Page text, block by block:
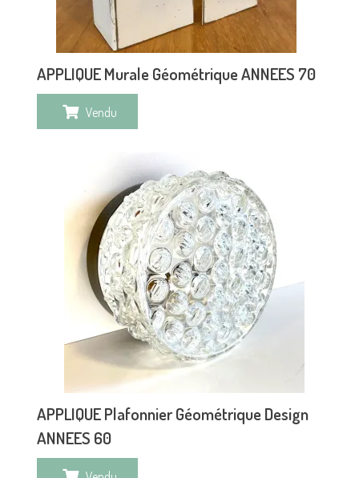
APPLIQUE Murale Géométrique ANNEES 70
Vendu
APPLIQUE Plafonnier Géométrique Design
ANNEES 60